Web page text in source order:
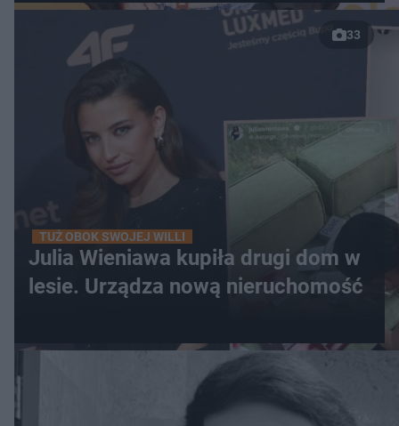
33
TUŻ OBOK SWOJEJ WILLI
Julia Wieniawa kupiła drugi dom w
lesie. Urządza nową nieruchomość